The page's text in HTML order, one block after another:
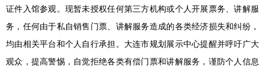
证件入馆参观。现暂未授权任何第三方机构或个人开展票务、讲解服
务，任何由于私自销售门票、讲解服务造成的各类经济损失和纠纷，
均由相关平台和个人自行承担。大连市规划展示中心提醒并呼吁广大
观众，提高警惕，自觉拒绝各类有偿门票和讲解服务，谨防个人信息